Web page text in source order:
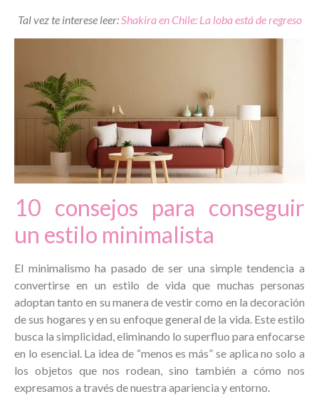
Tal vez te interese leer:Shakira en Chile: La loba está de regreso
10 consejos para conseguir
un estilo minimalista
El minimalismo ha pasado de ser una simple tendencia a
convertirse en un estilo de vida que muchas personas
adoptan tanto en su manera de vestir como en la decoración
de sus hogares y en su enfoque general de la vida. Este estilo
busca la simplicidad, eliminando lo superfluo para enfocarse
en lo esencial. La idea de “menos es más” se aplica no solo a
los objetos que nos rodean, sino también a cómo nos
expresamos a través de nuestra apariencia y entorno.